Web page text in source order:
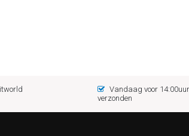
Vandaag voor
verzonden